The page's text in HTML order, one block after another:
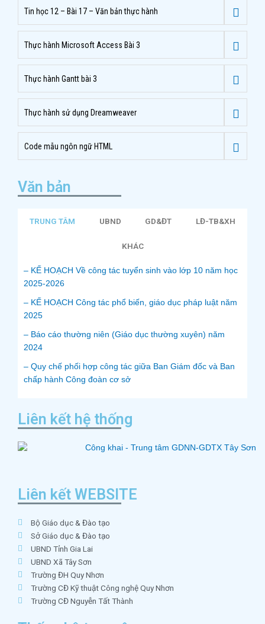
Tin học 12 – Bài 17 – Văn bản thực hành
Thực hành Microsoft Access Bài 3
Thực hành Gantt bài 3
Thực hành sử dụng Dreamweaver
Code mẫu ngôn ngữ HTML
Văn bản
TRUNG TÂM UBND GD&ĐT LĐ-TB&XH
KHÁC
– KẾ HOẠCH Về công tác tuyển sinh vào lớp 10 năm học
2025-2026
– KẾ HOẠCH Công tác phổ biến, giáo dục pháp luật năm
2025
– Báo cáo thường niên (Giáo dục thường xuyên) năm
2024
– Quy chế phối hợp công tác giữa Ban Giám đốc và Ban
chấp hành Công đoàn cơ sở
Liên kết hệ thống
Liên kết WEBSITE
Bộ Giáo dục & Đào tạo
Sở Giáo dục & Đào tạo
UBND Tỉnh Gia Lai
UBND Xã Tây Sơn
Trường ĐH Quy Nhơn
Trường CĐ Kỹ thuật Công nghệ Quy Nhơn
Trường CĐ Nguyễn Tất Thành